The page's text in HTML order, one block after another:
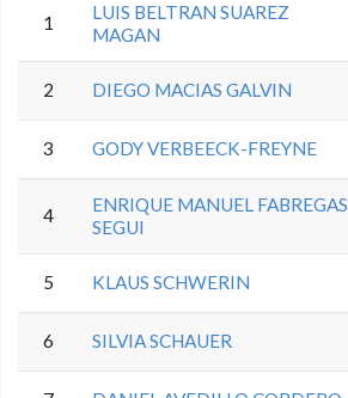
1
LUIS BELTRAN SUAREZ
MAGAN
2 DIEGO MACIAS GALVIN
3 GODY VERBEECK-FREYNE
4
ENRIQUE MANUEL FABREGAS
SEGUI
5 KLAUS SCHWERIN
6 SILVIA SCHAUER